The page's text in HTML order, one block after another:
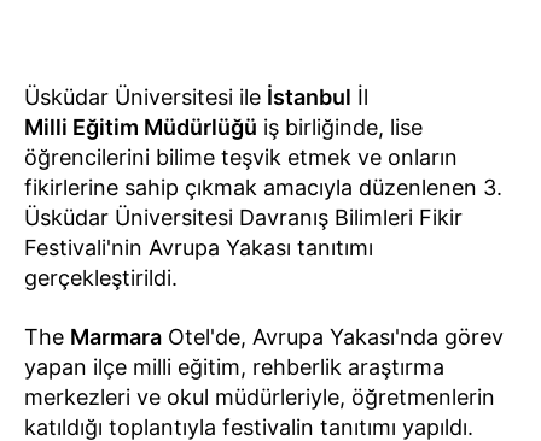
Üsküdar Üniversitesi ile İstanbul İl
Milli Eğitim Müdürlüğü iş birliğinde, lise
öğrencilerini bilime teşvik etmek ve onların
fikirlerine sahip çıkmak amacıyla düzenlenen 3.
Üsküdar Üniversitesi Davranış Bilimleri Fikir
Festivali'nin Avrupa Yakası tanıtımı
gerçekleştirildi.
The Marmara Otel'de, Avrupa Yakası'nda görev
yapan ilçe milli eğitim, rehberlik araştırma
merkezleri ve okul müdürleriyle, öğretmenlerin
katıldığı toplantıyla festivalin tanıtımı yapıldı.